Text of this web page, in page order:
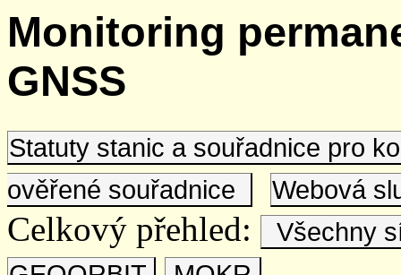
Monitoring
GNSS
Statuty stanic a souřadnice pro
ověřené souřadnice
Webová
Celkový přehled:
Všechny